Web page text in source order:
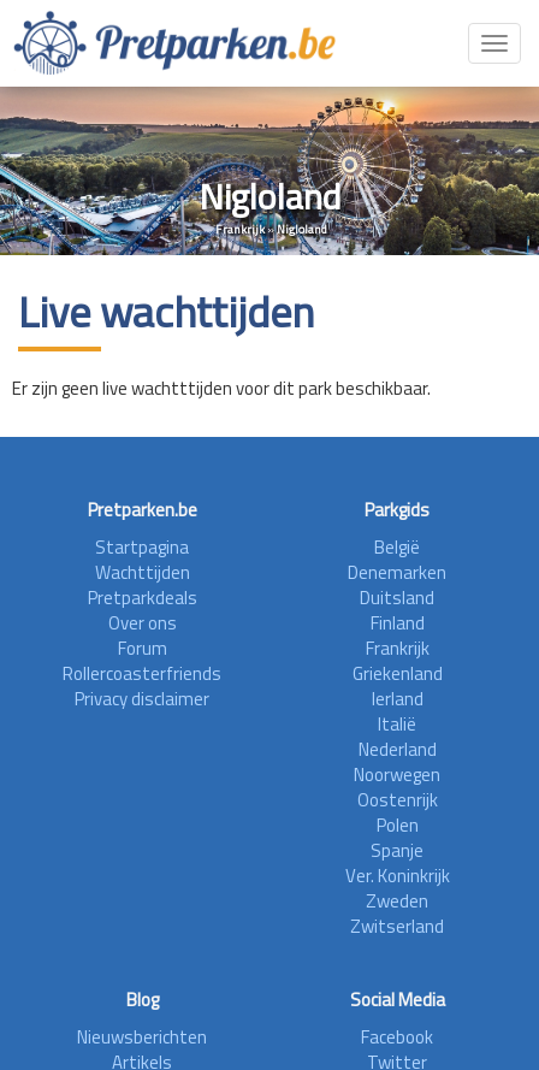
Nigloland
Frankrijk»Nigloland
Live wachttijden
Er zijn geen live wachtttijden voor dit park beschikbaar.
Pretparken.be
Startpagina
Wachttijden
Pretparkdeals
Over ons
Forum
Rollercoasterfriends
Privacy disclaimer
Parkgids
België
Denemarken
Duitsland
Finland
Frankrijk
Griekenland
Ierland
Italië
Nederland
Noorwegen
Oostenrijk
Polen
Spanje
Ver. Koninkrijk
Zweden
Zwitserland
Blog
Nieuwsberichten
Artikels
Social Media
Facebook
Twitter